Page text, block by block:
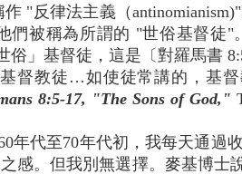
"反律法主義（
被稱為所謂的 "世俗基督徒"
俗」基督徒，這是〔對羅馬書
督教徒…如使徒常講的，基
8:5-17, "The Sons of God,"
年代至70年代初，我每天通過
感。但我別無選擇。麥基博士